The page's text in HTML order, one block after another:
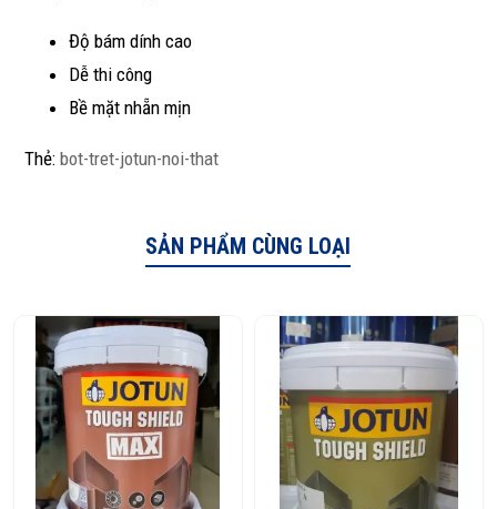
Độ bám dính cao
Dễ thi công
Bề mặt nhẵn mịn
Thẻ: bot-tret-jotun-noi-that
SẢN PHẨM CÙNG LOẠI